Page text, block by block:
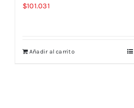
$101.031
Añadir al carrito